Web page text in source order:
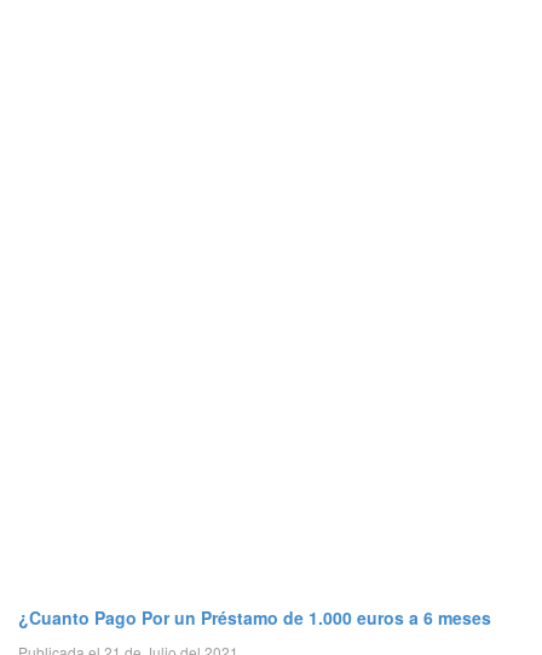
¿Cuanto Pago Por un Préstamo de 1.000 euros a 6 meses